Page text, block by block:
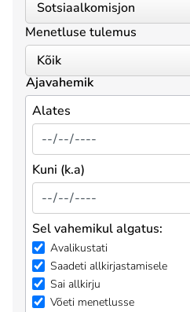
Menetluse tulemus
Ajavahemik
Alates
Kuni (k.a)
Sel vahemikul algatus:
Avalikustati
Saadeti allkirjastamisele
Sai allkirju
Võeti menetlusse